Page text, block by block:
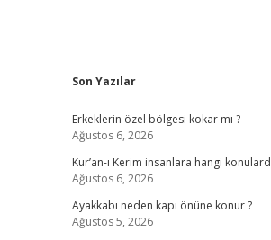
Sidebar
Son Yazılar
Erkeklerin özel bölgesi kokar mı ?
Ağustos 6, 2026
Kur’an-ı Kerim insanlara hangi
Ağustos 6, 2026
Ayakkabı neden kapı önüne konur ?
Ağustos 5, 2026